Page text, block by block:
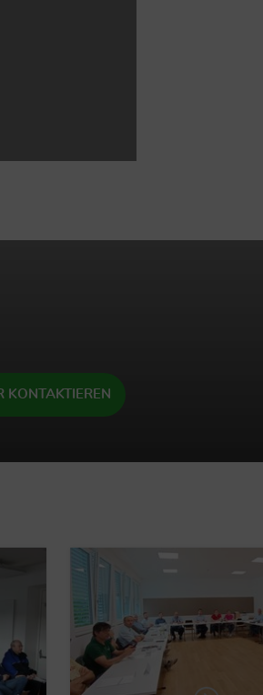
KONTAKTIEREN